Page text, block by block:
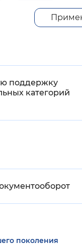
поддержку
категорий
поколения